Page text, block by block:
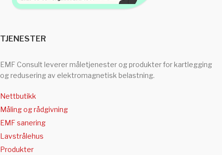
TJENESTER
EMF Consult leverer måletjenester og produkter for kartlegging
og redusering av elektromagnetisk belastning.
Nettbutikk
Måling og rådgivning
EMF sanering
Lavstrålehus
Produkter